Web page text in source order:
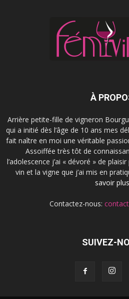
À
Arrière petite-fille de vigneron
qui a initié dès l’âge de 10 ans mes
fait naître en moi une véritable
Assoiffée très tôt de
l’adolescence j’ai « dévoré » de
vin et la vigne que j’ai mis en
savoir plus
Contactez-nous:
SUIVEZ-